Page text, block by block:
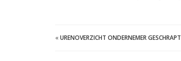
«URENOVERZICHT ONDERNEMER GESCHRAPT